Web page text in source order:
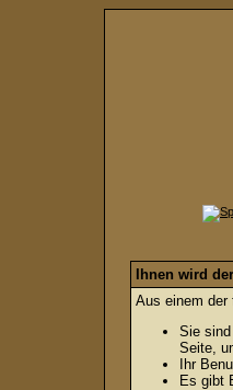
Ihnen wird
Aus einem der
Sie
Seite,
Ihr
Es gibt